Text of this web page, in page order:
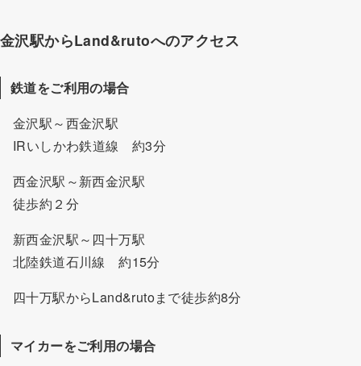
金沢駅からLand&rutoへのアクセス
鉄道をご利用の場合
金沢駅～西金沢駅
IRいしかわ鉄道線 約3分
西金沢駅～新西金沢駅
徒歩約２分
新西金沢駅～四十万駅
北陸鉄道石川線 約15分
四十万駅からLand&rutoまで徒歩約8分
マイカーをご利用の場合